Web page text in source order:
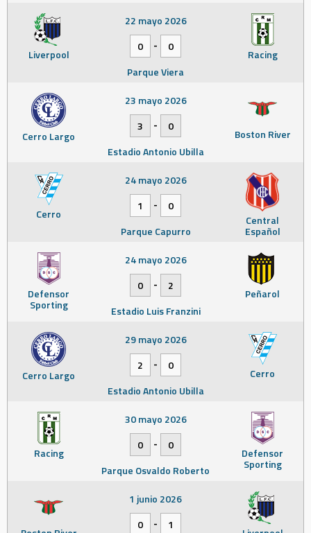
Liverpool Racing
22 mayo 2026
0
-
0
Parque Viera
Cerro Largo Boston River
23 mayo 2026
3
-
0
Estadio Antonio Ubilla
Cerro Central
Español
24 mayo 2026
1
-
0
Parque Capurro
Defensor
Sporting
Peñarol
24 mayo 2026
0
-
2
Estadio Luis Franzini
Cerro Largo Cerro
29 mayo 2026
2
-
0
Estadio Antonio Ubilla
Racing Defensor
Sporting
30 mayo 2026
0
-
0
Parque Osvaldo Roberto
1 junio 2026
0
- 1